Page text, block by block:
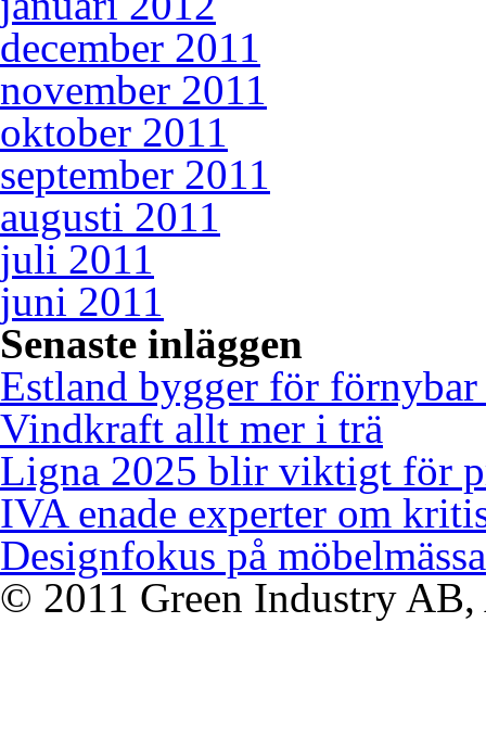
december 2011
november 2011
oktober 2011
september 2011
augusti 2011
juli 2011
juni 2011
Senaste inläggen
Estland bygger för förnybar
Vindkraft allt mer i trä
Ligna 2025 blir viktigt för
IVA enade experter om
Designfokus på möbelmässa
© 2011 Green Industry